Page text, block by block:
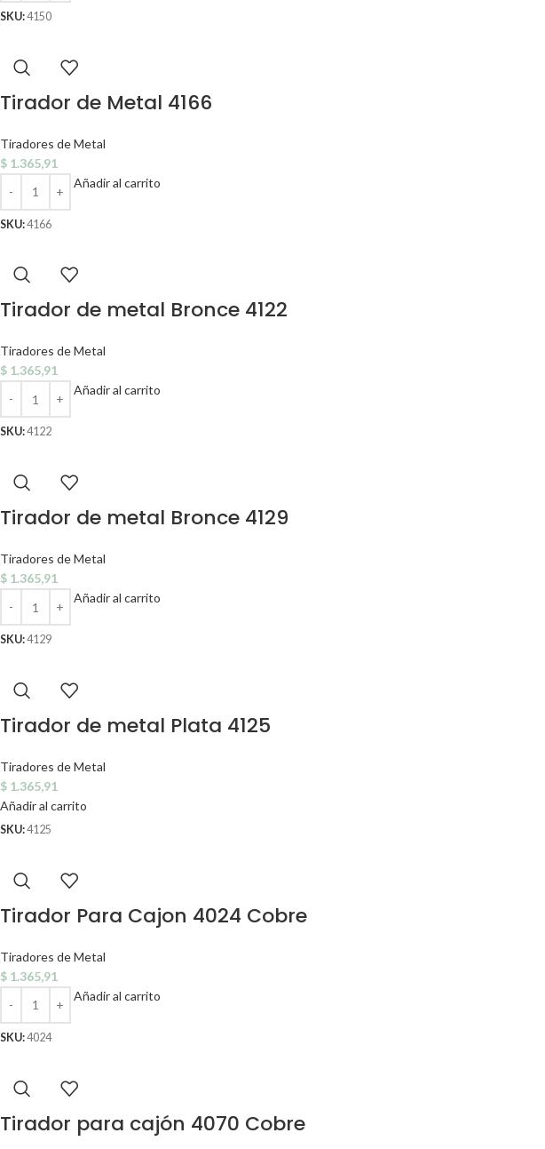
SKU:4150
Tirador de Metal 4166
Tiradores de Metal
$ 1.365,91
Añadir al carrito
SKU:4166
Tirador de metal Bronce 4122
Tiradores de Metal
$ 1.365,91
Añadir al carrito
SKU:4122
Tirador de metal Bronce 4129
Tiradores de Metal
$ 1.365,91
Añadir al carrito
SKU:4129
Tirador de metal Plata 4125
Tiradores de Metal
$ 1.365,91
Añadir al carrito
SKU:4125
Tirador Para Cajon 4024 Cobre
Tiradores de Metal
$ 1.365,91
Añadir al carrito
SKU:4024
Tirador para cajón 4070 Cobre